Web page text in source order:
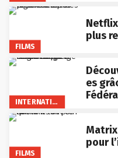
FILMS
plus
INTERNATIONAL
es
FILMS
pour